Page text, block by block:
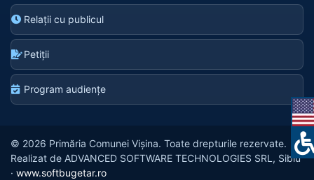
Relații cu publicul
Petiții
Program audiențe
© 2026 Primăria Comunei Vișina. Toate drepturile rezervate.
Realizat de ADVANCED SOFTWARE TECHNOLOGIES SRL, Sibiu
· www.softbugetar.ro